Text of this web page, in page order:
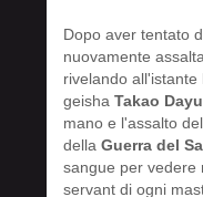
Dopo aver tentato
nuovamente
rivelando
geisha Takao Dayu
mano e l'assalto
della Guerra del
sangue per vedere
servant di ogni